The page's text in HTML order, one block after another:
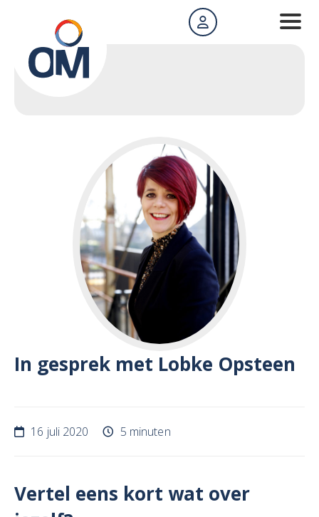
In gesprek met Lobke Opsteen
16 juli 2020 5 minuten
Vertel eens kort wat over